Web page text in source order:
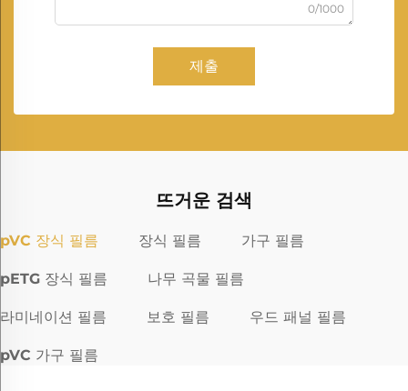
0/1000
제출
뜨거운 검색
pVC 장식 필름 장식 필름 가구 필름
pETG 장식 필름 나무 곡물 필름
라미네이션 필름 보호 필름 우드 패널 필름
pVC 가구 필름